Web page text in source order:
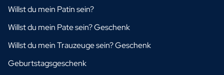
Willst du mein Patin sein?
Willst du mein Pate sein? Geschenk
Willst du mein Trauzeuge sein? Geschenk
Geburtstagsgeschenk